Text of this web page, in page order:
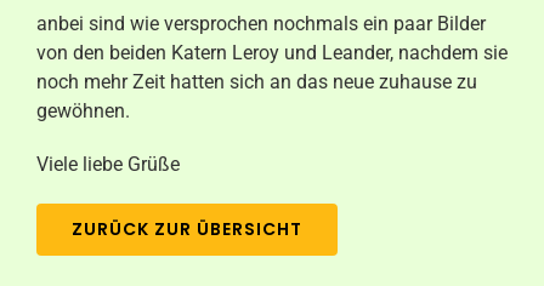
anbei sind wie versprochen nochmals ein paar Bilder
von den beiden Katern Leroy und Leander, nachdem sie
noch mehr Zeit hatten sich an das neue zuhause zu
gewöhnen.
Viele liebe Grüße
ZURÜCK ZUR ÜBERSICHT